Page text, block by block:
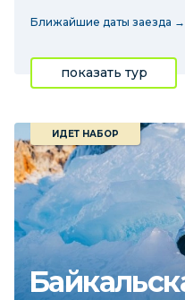
Ближайшие даты заезда →
показать тур
ИДЕТ НАБОР